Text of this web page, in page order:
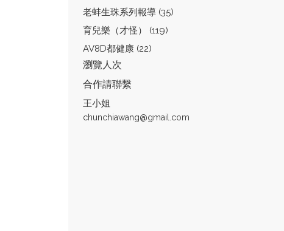
老蚌生珠系列報導 (35)
育兒樂（才怪） (119)
AV8D都健康 (22)
瀏覽人次
合作請聯繫
王小姐
chunchiawang@gmail.com